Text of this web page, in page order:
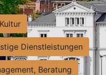
Dienstleistungen
Beratung